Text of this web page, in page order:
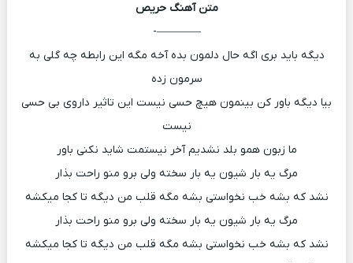
متن آهنگ حریص
————-
دیگه باید بری اگه حال دلمون بده آخه مگه این رابطه چه گلی به
سرمون زده
بیا دیگه باور کن بینمون هیچ حسی نیست این تاثیر داروی بی حسی
نیست
ما زبون همو بلد نشدیم آخر نیستمت شاید نکنی باور
مرگ یه بار شیون یه بار سخته ولی برو منو راحت بذار
نشد که بشه خب نخواستی بشه مگه قلب من دیگه تا کجا میکشه
مرگ یه بار شیون یه بار سخته ولی برو منو راحت بذار
نشد که بشه خب نخواستی بشه مگه قلب من دیگه تا کجا میکشه